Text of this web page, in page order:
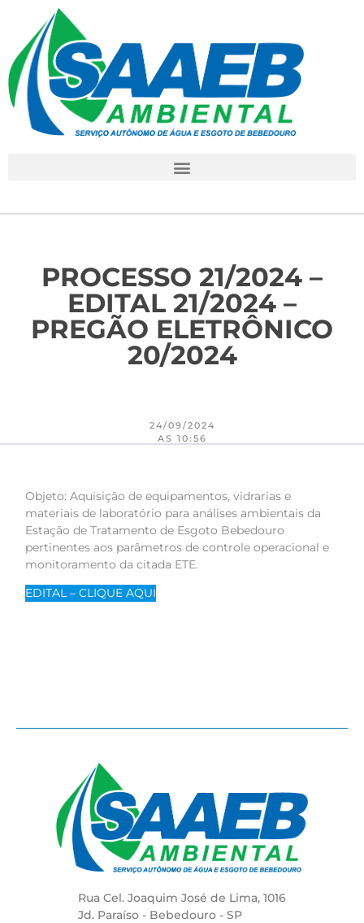
PROCESSO 21/2024 –
EDITAL 21/2024 –
PREGÃO ELETRÔNICO
20/2024
24/09/2024
AS 10:56
Objeto: Aquisição de equipamentos, vidrarias e
materiais de laboratório para análises ambientais da
Estação de Tratamento de Esgoto Bebedouro
pertinentes aos parâmetros de controle operacional e
monitoramento da citada ETE.
EDITAL – CLIQUE AQUI
Rua Cel. Joaquim José de Lima, 1016
Jd. Paraíso - Bebedouro - SP